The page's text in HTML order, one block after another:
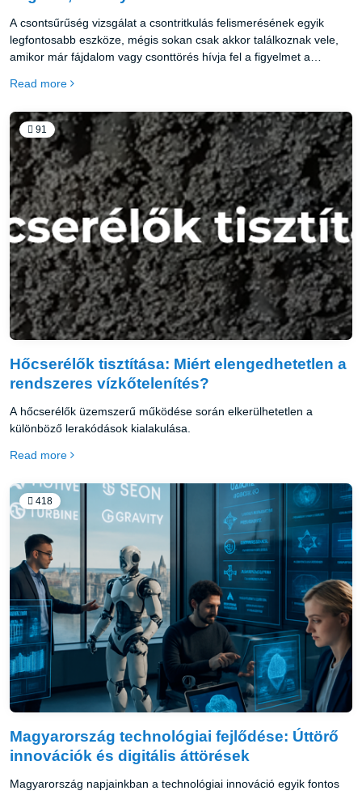
A csontsűrűség vizsgálat a csontritkulás felismerésének egyik
legfontosabb eszköze, mégis sokan csak akkor találkoznak vele,
amikor már fájdalom vagy csonttörés hívja fel a figyelmet a
alatt, szinte észrevétlenül csökken, ezért a vizsgálat szerepe
kérdés nem az, hogy szükség van-e rá, hanem az, hogy mikor
indokolt elvégezni, és milyen eltérések mutathatók ki általa.
Read more
91
Hőcserélők tisztítása: Miért elengedhetetlen a
rendszeres vízkőtelenítés?
A hőcserélők üzemszerű működése során elkerülhetetlen a
különböző lerakódások kialakulása.
Read more
418
Magyarország technológiai fejlődése: Úttörő
innovációk és digitális áttörések
Magyarország napjainkban a technológiai innováció egyik fontos